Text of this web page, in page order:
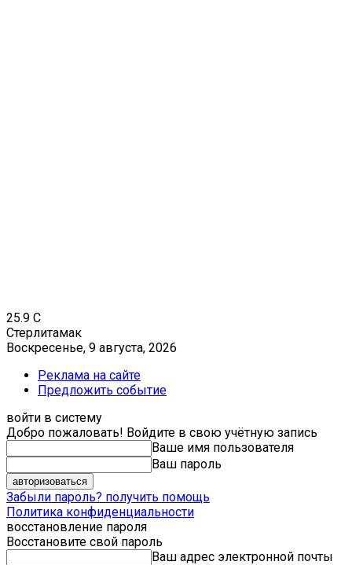
25.9 C
Стерлитамак
Воскресенье, 9 августа, 2026
Реклама на сайте
Предложить событие
войти в систему
Добро пожаловать! Войдите в свою учётную запись
Ваше имя пользователя
Ваш пароль
Забыли пароль? получить помощь
Политика конфиденциальности
восстановление пароля
Восстановите свой пароль
Ваш адрес электронной почты